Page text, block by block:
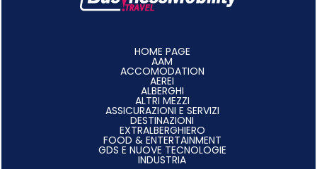
HOME PAGE
AAM
ACCOMODATION
AEREI
ALBERGHI
ALTRI MEZZI
ASSICURAZIONI E SERVIZI
DESTINAZIONI
EXTRALBERGHIERO
FOOD & ENTERTAINMENT
GDS E NUOVE TECNOLOGIE
INDUSTRIA